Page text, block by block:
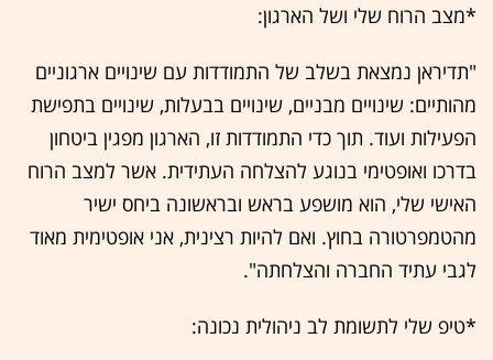
*מצב הרוח שלי ושל הארגון:
"תדיראן נמצאת בשלב של התמודדות עם שינויים ארגוניים
מהותיים: שינויים מבניים, שינויים בבעלות, שינויים בתפישת
הפעילות ועוד. תוך כדי התמודדות זו, הארגון מפגין ביטחון
בדרכו ואופטימי בנוגע להצלחה העתידית. אשר למצב הרוח
האישי שלי, הוא מושפע בראש ובראשונה ביחס ישיר
מהטמפרטורה בחוץ. ואם להיות רצינית, אני אופטימית מאוד
לגבי עתיד החברה והצלחתה".
*טיפ שלי לתשומת לב ניהולית נכונה: